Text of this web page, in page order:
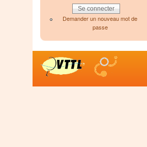
Demander un nouveau mot de
passe